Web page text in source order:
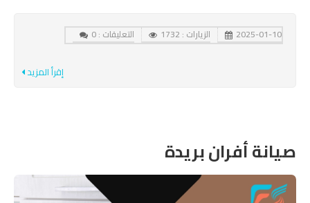
2025-01-10 الزيارات : 1732 التعليقات : 0
إقرأ المزيد
صيانة أفران بريدة